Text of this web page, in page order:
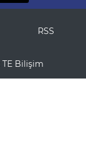
RSS
TE Bilişim